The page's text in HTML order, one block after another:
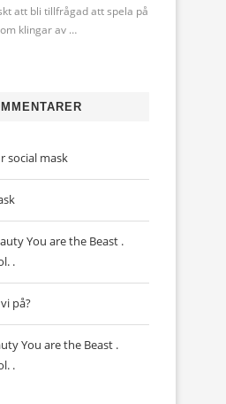
att bli tillfrågad att spela på
klingar av …
social mask
You are the Beast .
.
på?
You are the Beast .
.